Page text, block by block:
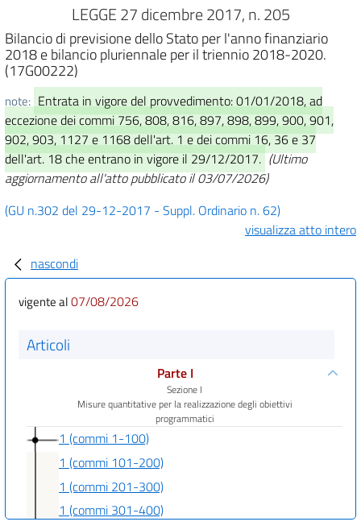
LEGGE 27 dicembre 2017, n. 205
Bilancio di previsione dello Stato per l'anno finanziario
2018 e bilancio pluriennale per il triennio 2018-2020.
(17G00222)
note: Entrata in vigore del provvedimento: 01/01/2018, ad
eccezione dei commi 756, 808, 816, 897, 898, 899, 900, 901,
902, 903, 1127 e 1168 dell'art. 1 e dei commi 16, 36 e 37
dell'art. 18 che entrano in vigore il 29/12/2017. (Ultimo
aggiornamento all'atto pubblicato il 03/07/2026)
(GU n.302 del 29-12-2017 - Suppl. Ordinario n. 62)
visualizza atto intero
nascondi
vigente al07/08/2026
Articoli
Parte I
Sezione I
Misure quantitative per la realizzazione degli obiettivi
programmatici
1 (commi 1-100)
1 (commi 101-200)
1 (commi 201-300)
1 (commi 301-400)